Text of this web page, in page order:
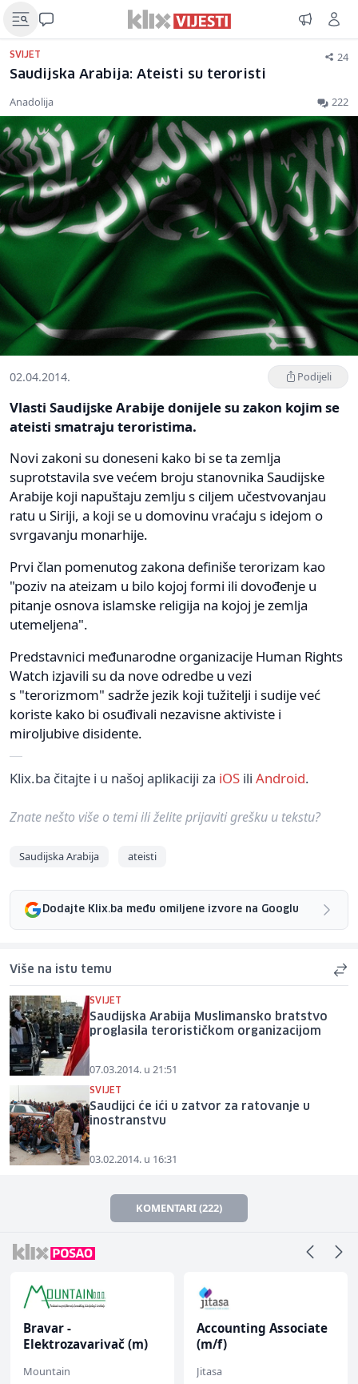
SVIJET 24
Saudijska Arabija: Ateisti su teroristi
Anadolija 222
02.04.2014. Podijeli
Vlasti Saudijske Arabije donijele su zakon kojim se
ateisti smatraju teroristima.
Novi zakoni su doneseni kako bi se ta zemlja
suprotstavila sve većem broju stanovnika Saudijske
Arabije koji napuštaju zemlju s ciljem učestvovanjau
ratu u Siriji, a koji se u domovinu vraćaju s idejom o
svrgavanju monarhije.
Prvi član pomenutog zakona definiše terorizam kao
"poziv na ateizam u bilo kojoj formi ili dovođenje u
pitanje osnova islamske religija na kojoj je zemlja
utemeljena".
Predstavnici međunarodne organizacije Human Rights
Watch izjavili su da nove odredbe u vezi
s "terorizmom" sadrže jezik koji tužitelji i sudije već
koriste kako bi osuđivali nezavisne aktiviste i
miroljubive disidente.
Klix.ba čitajte i u našoj aplikaciji za iOS ili Android.
Znate nešto više o temi ili želite prijaviti grešku u tekstu?
Saudijska Arabija ateisti
Dodajte Klix.ba među omiljene izvore na Googlu
Više na istu temu
SVIJET
Saudijska Arabija Muslimansko bratstvo
proglasila terorističkom organizacijom
07.03.2014. u 21:51
SVIJET
Saudijci će ići u zatvor za ratovanje u
inostranstvu
03.02.2014. u 16:31
KOMENTARI (222)
Bravar -
Elektrozavarivač (m)
Mountain
Accounting Associate
(m/f)
Jitasa